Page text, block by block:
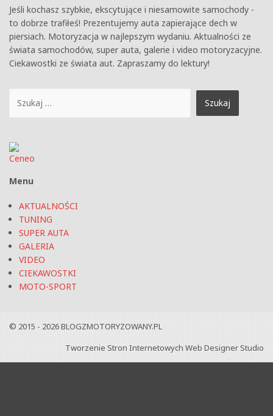
Jeśli kochasz szybkie, ekscytujące i niesamowite samochody -
to dobrze trafiłeś! Prezentujemy auta zapierające dech w
piersiach. Motoryzacja w najlepszym wydaniu. Aktualności ze
świata samochodów, super auta, galerie i video motoryzacyjne.
Ciekawostki ze świata aut. Zapraszamy do lektury!
Menu
AKTUALNOŚCI
TUNING
SUPER AUTA
GALERIA
VIDEO
CIEKAWOSTKI
MOTO-SPORT
© 2015 - 2026BLOGZMOTORYZOWANY.PL
Tworzenie Stron Internetowych Web Designer Studio